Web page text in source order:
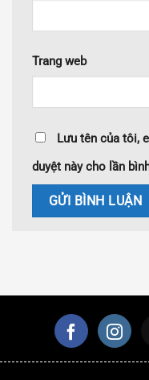
Trang web
Lưu tên của tôi,
duyệt này cho lần